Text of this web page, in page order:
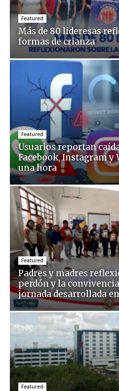
Featured
Más de 80 lideresas
formas de crianza
Featured
Usuarios reportan
Facebook, Instagram y
una hora
Featured
Padres y madres
perdón y la
jornada desarrollada en
Featured